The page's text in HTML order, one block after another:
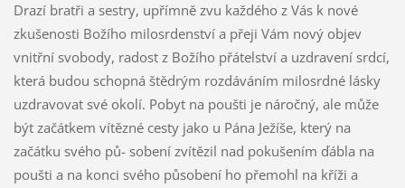
Drazí bratři a sestry, upřímně zvu každého z Vás k nové
zkušenosti Božího milosrdenství a přeji Vám nový objev
vnitřní svobody, radost z Božího přátelství a uzdravení srdcí,
která budou schopná štědrým rozdáváním milosrdné lásky
uzdravovat své okolí. Pobyt na poušti je náročný, ale může
být začátkem vítězné cesty jako u Pána Ježíše, který na
začátku svého pů- sobení zvítězil nad pokušením ďábla na
poušti a na konci svého působení ho přemohl na kříži a